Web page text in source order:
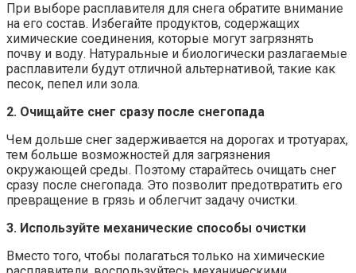
При выборе расплавителя для снега обратите внимание
на его состав. Избегайте продуктов, содержащих
химические соединения, которые могут загрязнять
почву и воду. Натуральные и биологически разлагаемые
расплавители будут отличной альтернативой, такие как
песок, пепел или зола.
2. Очищайте снег сразу после снегопада
Чем дольше снег задерживается на дорогах и тротуарах,
тем больше возможностей для загрязнения
окружающей среды. Поэтому старайтесь очищать снег
сразу после снегопада. Это позволит предотвратить его
превращение в грязь и облегчит задачу очистки.
3. Используйте механические способы очистки
Вместо того, чтобы полагаться только на химические